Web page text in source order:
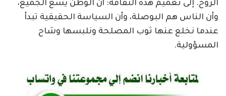
الروح. إلى تعميم هذه الثقافة: أن الوطن يسع الجميع،
وأن الناس هم البوصلة، وأن السياسة الحقيقية تبدأ
عندما نخلع عنها ثوب المصلحة ونلبسها وشاح
المسؤولية.